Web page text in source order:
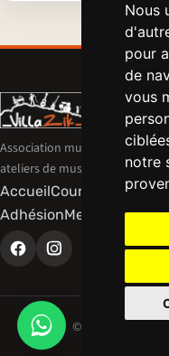
Nous
pour
de
vous
notre
Association musicale de Villaz
ateliers de musique pour
AccueilCours Tarifs
AdhésionMentions
©